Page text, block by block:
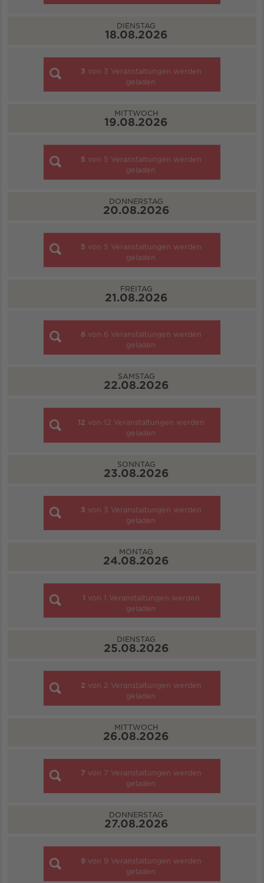
DIENSTAG
18.08.2026
3 von 3 Veranstaltungen werden
geladen
MITTWOCH
19.08.2026
5 von 5 Veranstaltungen werden
geladen
DONNERSTAG
20.08.2026
5 von 5 Veranstaltungen werden
geladen
FREITAG
21.08.2026
6 von 6 Veranstaltungen werden
geladen
SAMSTAG
22.08.2026
12 von 12 Veranstaltungen werden
geladen
SONNTAG
23.08.2026
3 von 3 Veranstaltungen werden
geladen
MONTAG
24.08.2026
1 von 1 Veranstaltungen werden
geladen
DIENSTAG
25.08.2026
2 von 2 Veranstaltungen werden
geladen
MITTWOCH
26.08.2026
7 von 7 Veranstaltungen werden
geladen
DONNERSTAG
27.08.2026
9 von 9 Veranstaltungen werden
geladen